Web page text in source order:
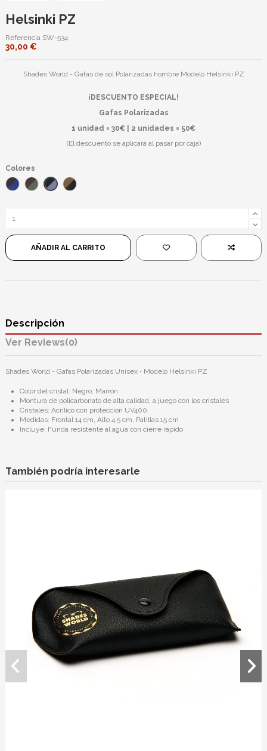
Helsinki PZ
Referencia SW-534
30,00 €
Shades World - Gafas de sol Polarizadas hombre Modelo Helsinki PZ
¡DESCUENTO ESPECIAL!
Gafas Polarizadas
1 unidad = 30€ | 2 unidades = 50€
(El descuento se aplicará al pasar por caja)
Colores
Azul/NegroMarrón/Verde
Negro/Azul Espejo
Negro/Marrón
AÑADIR AL CARRITO
Descripción
Reviews(0)
Shades World - Gafas Polarizadas Unisex • Modelo Helsinki PZ
Color del cristal: Negro, Marrón
Montura de policarbonato de alta calidad, a juego con los cristales
Cristales: Acrílico con protección UV400
Medidas: Frontal 14 cm, Alto 4.5 cm, Patillas 15 cm
Incluye: Funda resistente al agua con cierre rápido
También podría interesarle